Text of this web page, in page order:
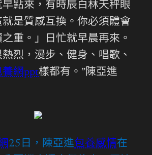
點來，有時辰白林天秤眼
是質感互換。你必須體會
重。」日忙就早晨再來。
烈，漫步、健身、唱歌、
養網ppt樣都有。”陳亞進
25日，陳亞進包養感情在